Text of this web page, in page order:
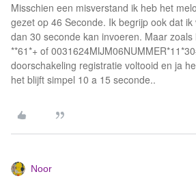
Misschien een misverstand ik heb het
gezet op 46 Seconde. Ik begrijp ook dat
dan 30 seconde kan invoeren. Maar
**61*+ of
doorschakeling registratie voltooid en ja
het blijft simpel 10 a 15 seconde..
Noor